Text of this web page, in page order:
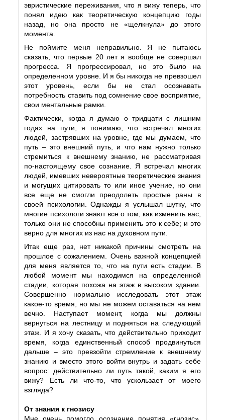
эвристические переживания, что я вижу теперь, что
понял идею как теоретическую концепцию годы
назад, но она просто не «щелкнула» до этого
момента.
Не поймите меня неправильно. Я не пытаюсь
сказать, что первые 20 лет я вообще не совершал
прогресса. Я прогрессировал, но это было на
определенном уровне. И я бы никогда не превзошел
этот уровень, если бы не стал осознавать
потребность ставить под сомнение свое восприятие,
свои ментальные рамки.
Фактически, когда я думаю о тридцати с лишним
годах на пути, я понимаю, что встречал многих
людей, застрявших на уровне, где мы думаем, что
путь – это внешний путь, и что нам нужно только
стремиться к внешнему знанию, не рассматривая
по-настоящему свое сознание. Я встречал многих
людей, имевших невероятные теоретические знания
и могущих цитировать то или иное учение, но они
все еще не смогли преодолеть простые раны в
своей психологии. Однажды я услышал шутку, что
многие психологи знают все о том, как изменить вас,
только они не способны применить это к себе; и это
верно для многих из нас на духовном пути.
Итак еще раз, нет никакой причины смотреть на
прошлое с сожалением. Очень важной концепцией
для меня является то, что на пути есть стадии. В
любой момент мы находимся на определенной
стадии, которая похожа на этаж в высоком здании.
Совершенно нормально исследовать этот этаж
какое-то время, но мы не можем оставаться на нем
вечно. Наступает момент, когда мы должны
вернуться на лестницу и подняться на следующий
этаж. И я хочу сказать, что действительно приходит
время, когда единственный способ продвинуться
дальше – это превзойти стремление к внешнему
знанию и вместо этого войти внутрь и задать себе
вопрос: действительно ли путь такой, каким я его
вижу? Есть ли что-то, что ускользает от моего
взгляда?
От знания к гнозису
Мне очень помогло осознание понятия «гнозис».